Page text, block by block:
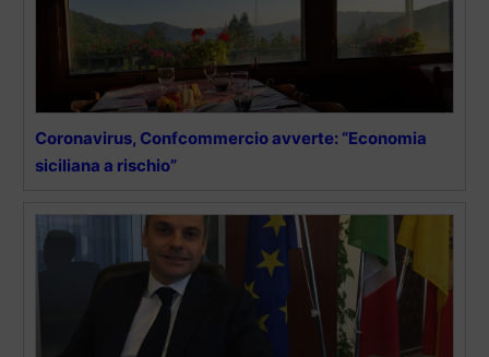
Coronavirus, Confcommercio avverte: “Economia
siciliana a rischio”